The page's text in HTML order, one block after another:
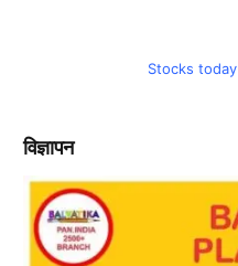
Stocks today
विज्ञापन